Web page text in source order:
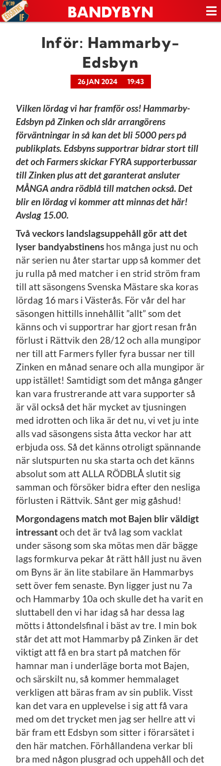
Inför: Hammarby-
Edsbyn
26 JAN 2024 19:43
Vilken lördag vi har framför oss! Hammarby-
Edsbyn på Zinken och slår arrangörens
förväntningar in så kan det bli 5000 pers på
publikplats. Edsbyns supportrar bidrar stort till
det och Farmers skickar FYRA supporterbussar
till Zinken plus att det garanterat ansluter
MÅNGA andra rödblå till matchen också. Det
blir en lördag vi kommer att minnas det här!
Avslag 15.00.
Två veckors landslagsuppehåll gör att det
lyser bandyabstinens hos många just nu och
när serien nu åter startar upp så kommer det
ju rulla på med matcher i en strid ström fram
till att säsongens Svenska Mästare ska koras
lördag 16 mars i Västerås. För vår del har
säsongen hittills innehållit ”allt” som det
känns och vi supportrar har gjort resan från
förlust i Rättvik den 28/12 och alla mungipor
ner till att Farmers fyller fyra bussar ner till
Zinken en månad senare och alla mungipor är
upp istället! Samtidigt som det många gånger
kan vara frustrerande att vara supporter så
är väl också det här mycket av tjusningen
med idrotten och lika är det nu, vi vet ju inte
alls vad säsongens sista åtta veckor har att
erbjuda oss. Så det känns otroligt spännande
när slutspurten nu ska starta och det känns
absolut som att ALLA RÖDBLÅ slutit sig
samman och försöker bidra efter den nesliga
förlusten i Rättvik. Sånt ger mig gåshud!
Morgondagens match mot Bajen blir väldigt
intressantoch det är två lag som vacklat
under säsong som ska mötas men där bägge
lags formkurva pekar åt rätt håll just nu även
om Byns är än lite stabilare än Hammarbys
sett över fem senaste. Byn ligger just nu 7a
och Hammarby 10a och skulle det ha varit en
sluttabell den vi har idag så har dessa lag
mötts i åttondelsfinal i bäst av tre. I min bok
står det att mot Hammarby på Zinken är det
viktigt att få en bra start på matchen för
hamnar man i underläge borta mot Bajen,
och särskilt nu, så kommer hemmalaget
verkligen att bäras fram av sin publik. Visst
kan det vara en upplevelse i sig att få vara
med om det trycket men jag ser hellre att vi
bär fram ett Edsbyn som sitter i förarsätet i
den här matchen. Förhållandena verkar bli
bra med någon plusgrad och uppehåll och det